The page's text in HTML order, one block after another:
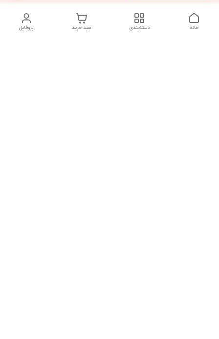
پروفایل سبد خرید دسته‌بندی خانه